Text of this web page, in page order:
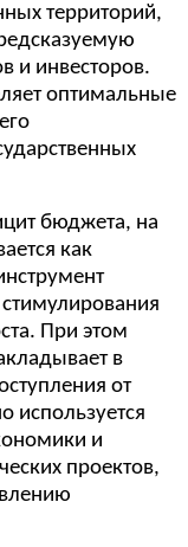
территорий,
и инвесторов.
оптимальные
бюджета, на
как
При этом
в
от
используется
и
проектов,